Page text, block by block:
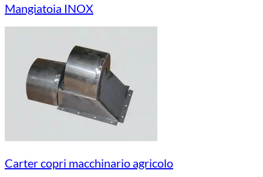
Mangiatoia INOX
Carter copri macchinario agricolo